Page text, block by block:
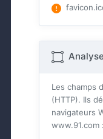
Les champs
(HTTP). Ils
navigateurs
www.91.com :